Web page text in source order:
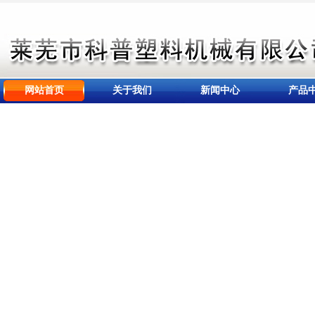
网站首页 关于我们 新闻中心 产品